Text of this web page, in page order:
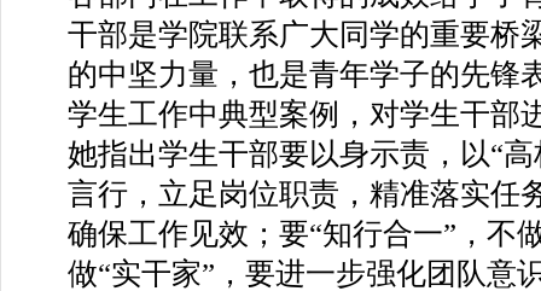
干部是学院联系广大同学的重要桥
的中坚力量，也是青年学子的先锋
学生工作中典型案例，对学生干部
她指出学生干部要以身示责，以“
言行，立足岗位职责，精准落实任
确保工作见效；要“知行合一”，不
做“实干家”，要进一步强化团队意